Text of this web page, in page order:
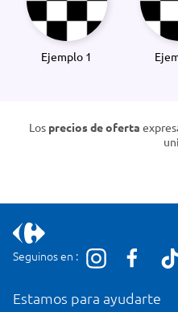
Ejemplo 1
Los precios de oferta
Seguinos en :
Estamos para ayudarte